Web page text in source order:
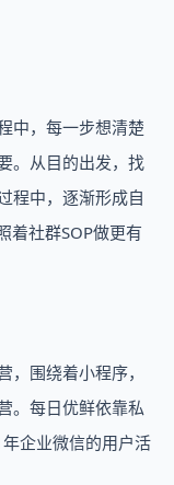
中，每一步想清楚
。从目的出发，找
程中，逐渐形成自
着社群SOP做更有
围绕着小程序，
。每日优鲜依靠私
企业微信的用户活